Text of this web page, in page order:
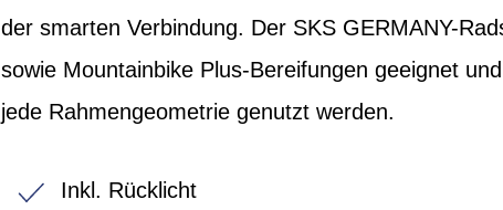
der smarten Verbindung. Der SKS GERMANY-
sowie Mountainbike Plus-Bereifungen geeignet
jede Rahmengeometrie genutzt werden.
Inkl. Rücklicht